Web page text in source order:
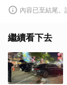
內容已至結尾。
繼續看下去